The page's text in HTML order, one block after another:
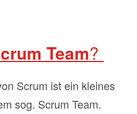
Team?
Scrum ist ein kleines
sog. Scrum Team.